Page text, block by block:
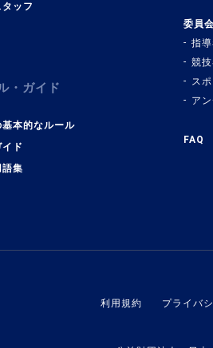
ッフ
・ガイド
基本的なルール
ド
集
委員会
指
競
ス
ア
FAQ
利用規約 プライバ